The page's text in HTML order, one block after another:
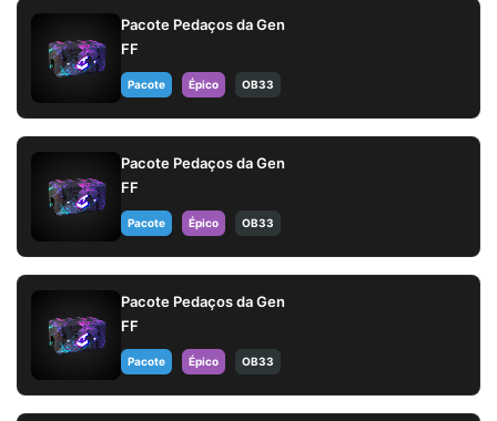
Pacote Pedaços da Gen
FF
Pacote Épico OB33
Pacote Pedaços da Gen
FF
Pacote Épico OB33
Pacote Pedaços da Gen
FF
Pacote Épico OB33